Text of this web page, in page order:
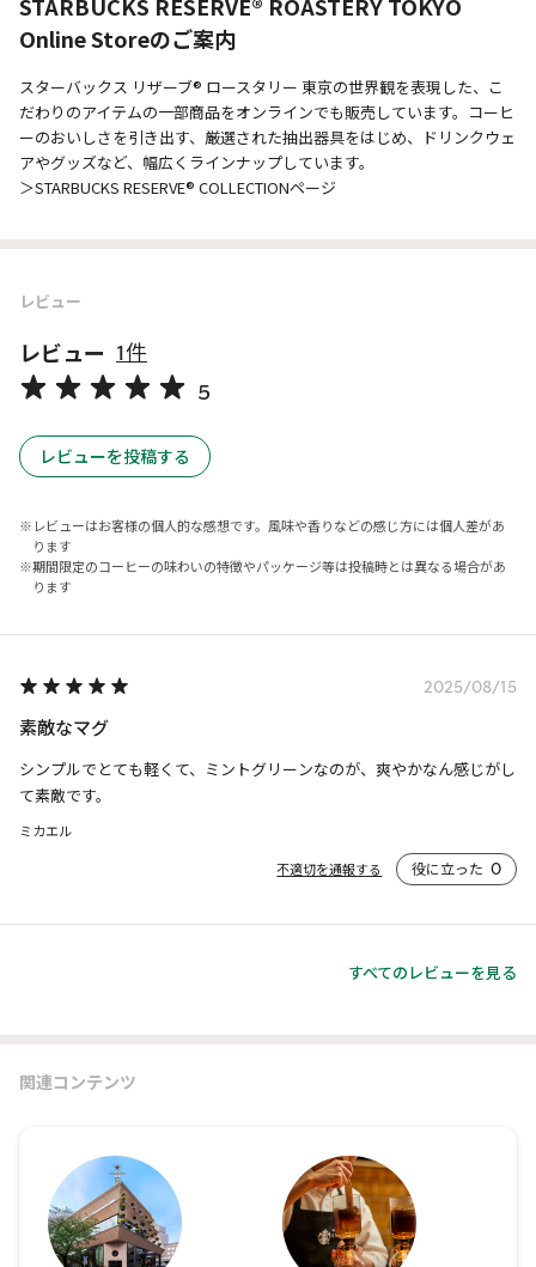
Online Storeのご案内
スターバックス リザーブ® ロースタリー 東京の世界観を表現した、こ
だわりのアイテムの一部商品をオンラインでも販売しています。コーヒ
ーのおいしさを引き出す、厳選された抽出器具をはじめ、ドリンクウェ
アやグッズなど、幅広くラインナップしています。
＞STARBUCKS RESERVE® COLLECTIONページ
レビュー
レビュー 1件
5
レビューを投稿する
レビューはお客様の個人的な感想です。風味や香りなどの感じ方には個人差があ
ります
期間限定のコーヒーの味わいの特徴やパッケージ等は投稿時とは異なる場合があ
ります
2025/08/15
素敵なマグ
シンプルでとても軽くて、ミントグリーンなのが、爽やかなん感じがし
て素敵です。
ミカエル
不適切を通報する 役に立った 0
すべてのレビューを見る
関連コンテンツ